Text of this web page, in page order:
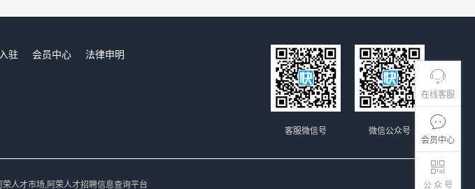
在线客服
会员中心
公 众 号
驻 会员中心
法律申明
微信公众号
客服微信号
人才市场,阿荣人才招聘信息查询平台